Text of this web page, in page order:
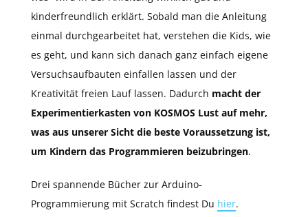
kinderfreundlich erklärt. Sobald man die Anleitung
einmal durchgearbeitet hat, verstehen die Kids, wie
es geht, und kann sich danach ganz einfach eigene
Versuchsaufbauten einfallen lassen und der
Kreativität freien Lauf lassen. Dadurch macht der
Experimentierkasten von KOSMOS Lust auf mehr,
was aus unserer Sicht die beste Voraussetzung ist,
um Kindern das Programmieren beizubringen.
Drei spannende Bücher zur Arduino-
Programmierung mit Scratch findest Du hier.